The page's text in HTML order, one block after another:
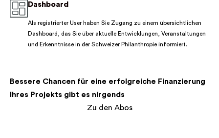
Dashboard
Als registrierter User haben Sie Zugang zu einem übersichtlichen
Dashboard, das Sie über aktuelle Entwicklungen, Veranstaltungen
und Erkenntnisse in der Schweizer Philanthropie informiert.
Bessere Chancen für eine erfolgreiche Finanzierung
Ihres Projekts gibt es nirgends
Zu den Abos